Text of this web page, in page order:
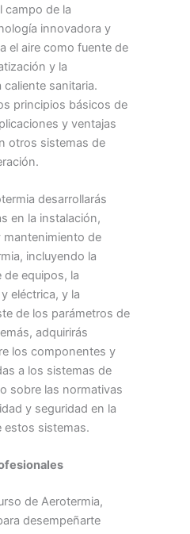
campo de la
innovadora y
el aire como fuente de
y la
sanitaria.
principios básicos de
y ventajas
otros sistemas de
desarrollarás
en la instalación,
mantenimiento de
incluyendo la
equipos, la
eléctrica, y la
de los parámetros de
adquirirás
los componentes y
a los sistemas de
sobre las normativas
y seguridad en la
estos sistemas.
de Aerotermia,
desempeñarte